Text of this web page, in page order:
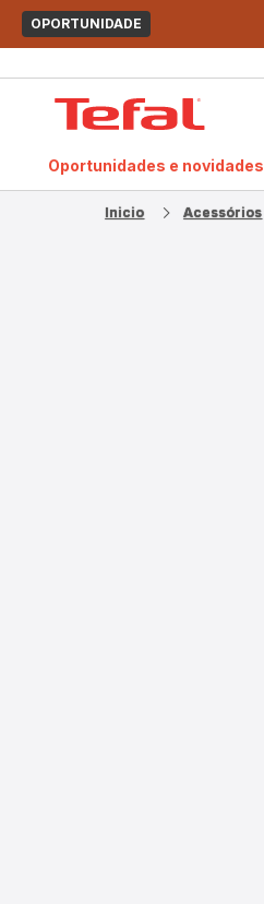
OPORTUNIDADE
Oportunidades e novidades
Inicio Acessórios